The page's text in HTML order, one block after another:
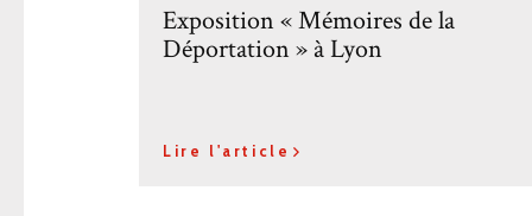
Exposition « Mémoires de la
Déportation » à Lyon
Lire l'article